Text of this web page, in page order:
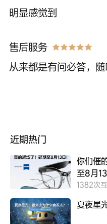
明显感觉到
售后服务
从来都是有问必答，
近期热门
你们催
至8月13
1382次
夏夜星